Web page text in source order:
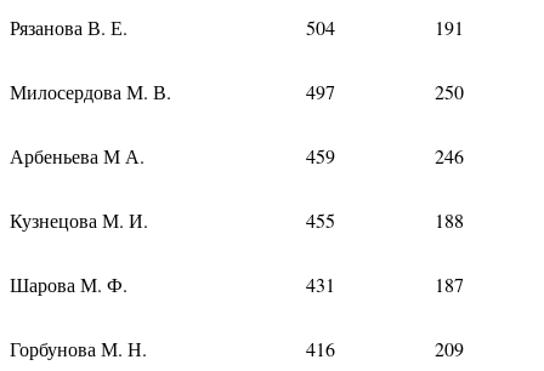
Рязанова В. Е. 504 191
Милосердова М. В. 497 250
Арбеньева М А. 459 246
Кузнецова М. И. 455 188
Шарова М. Ф. 431 187
Горбунова М. Н. 416 209